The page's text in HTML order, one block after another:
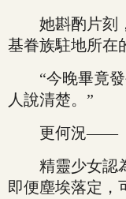
她斟酌片刻，
基眷族駐地所在
“今晚畢竟發
人說清楚。”
更何況——
精靈少女認為
即便塵埃落定，